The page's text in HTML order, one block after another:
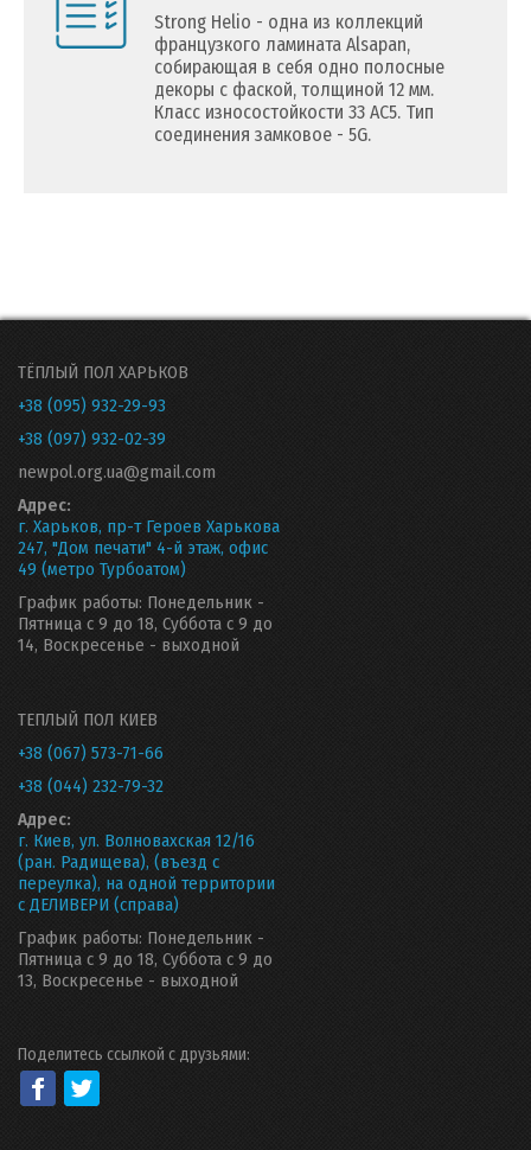
Strong Helio - одна из коллекций
французкого ламината Alsapan,
собирающая в себя одно полосные
декоры c фаской, толщиной 12 мм.
Класс износостойкости 33 AC5. Тип
соединения замковое - 5G.
ТЁПЛЫЙ ПОЛ ХАРЬКОВ
+38 (095) 932-29-93
+38 (097) 932-02-39
newpol.org.ua@gmail.com
Адрес:
г. Харьков, пр-т Героев Харькова
247, "Дом печати" 4-й этаж, офис
49 (метро Турбоатом)
График работы: Понедельник -
Пятница с 9 до 18, Суббота с 9 до
14, Воскресенье - выходной
ТЕПЛЫЙ ПОЛ КИЕВ
+38 (067) 573-71-66
+38 (044) 232-79-32
Адрес:
г. Киев, ул. Волновахская 12/16
(ран. Радищева), (въезд с
переулка), на одной территории
с ДЕЛИВЕРИ (справа)
График работы: Понедельник -
Пятница с 9 до 18, Суббота с 9 до
13, Воскресенье - выходной
Поделитесь ссылкой с друзьями: